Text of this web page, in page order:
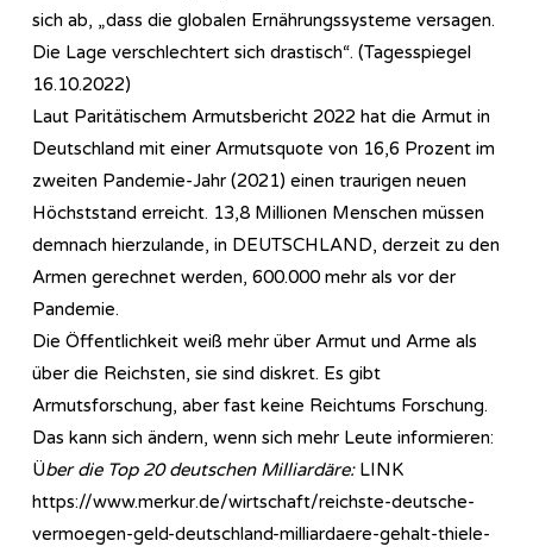
sich ab, „dass die globalen Ernährungssysteme versagen.
Die Lage verschlechtert sich drastisch“. (Tagesspiegel
16.10.2022)
Laut Paritätischem Armutsbericht 2022 hat die Armut in
Deutschland mit einer Armutsquote von 16,6 Prozent im
zweiten Pandemie-Jahr (2021) einen traurigen neuen
Höchststand erreicht. 13,8 Millionen Menschen müssen
demnach hierzulande, in DEUTSCHLAND, derzeit zu den
Armen gerechnet werden, 600.000 mehr als vor der
Pandemie.
Die Öffentlichkeit weiß mehr über Armut und Arme als
über die Reichsten, sie sind diskret. Es gibt
Armutsforschung, aber fast keine Reichtums Forschung.
Das kann sich ändern, wenn sich mehr Leute informieren:
Über die Top 20 deutschen Milliardäre:LINK
https://www.merkur.de/wirtschaft/reichste-deutsche-
vermoegen-geld-deutschland-milliardaere-gehalt-thiele-